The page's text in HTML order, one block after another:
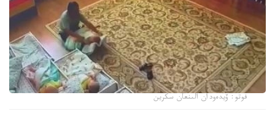
فوتو: ۆيدەودان الىنعان سكرين